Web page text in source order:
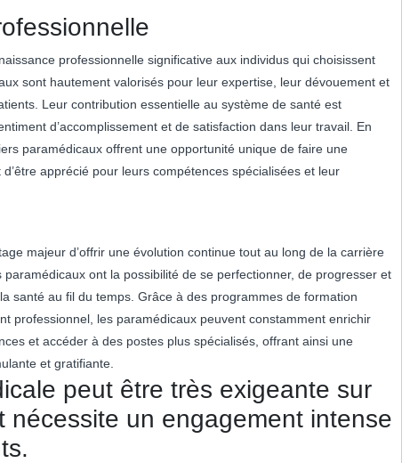
professionnelle significative aux individus qui choisissent
sont hautement valorisés pour leur expertise, leur dévouement et
Leur contribution essentielle au système de santé est
d’accomplissement et de satisfaction dans leur travail. En
paramédicaux offrent une opportunité unique de faire une
apprécié pour leurs compétences spécialisées et leur
majeur d’offrir une évolution continue tout au long de la carrière
ont la possibilité de se perfectionner, de progresser et
santé au fil du temps. Grâce à des programmes de formation
professionnel, les paramédicaux peuvent constamment enrichir
et accéder à des postes plus spécialisés, offrant ainsi une
et gratifiante.
peut être très exigeante sur
nécessite un engagement intense